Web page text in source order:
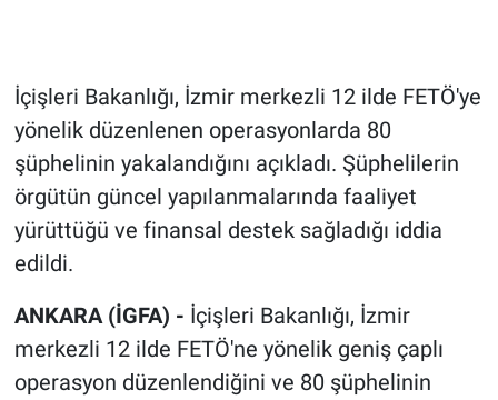
İçişleri Bakanlığı, İzmir merkezli 12 ilde FETÖ'ye
yönelik düzenlenen operasyonlarda 80
şüphelinin yakalandığını açıkladı. Şüphelilerin
örgütün güncel yapılanmalarında faaliyet
yürüttüğü ve finansal destek sağladığı iddia
edildi.
ANKARA (İGFA) - İçişleri Bakanlığı, İzmir
merkezli 12 ilde FETÖ'ne yönelik geniş çaplı
operasyon düzenlendiğini ve 80 şüphelinin